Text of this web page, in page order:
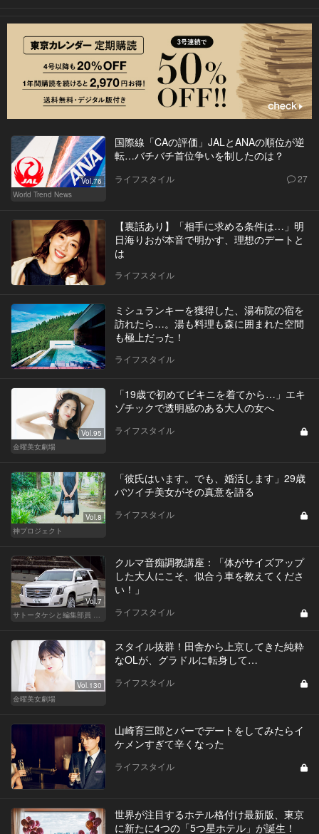
Vol.76
World Trend News
国際線「CAの評価」JALとANAの順位が逆
転…バチバチ首位争いを制したのは？
ライフスタイル 27
【裏話あり】「相手に求める条件は…」明
日海りおが本音で明かす、理想のデートと
は
ライフスタイル
ミシュランキーを獲得した、湯布院の宿を
訪れたら…。湯も料理も森に囲まれた空間
も極上だった！
ライフスタイル
Vol.95
金曜美女劇場
「19歳で初めてビキニを着てから…」エキ
ゾチックで透明感のある大人の女へ
ライフスタイル
Vol.8
神プロジェクト
「彼氏はいます。でも、婚活します」29歳
バツイチ美女がその真意を語る
ライフスタイル
Vol.7
サトータケシと編集部員 船山の"CAR GENTSへの道"
クルマ音痴調教講座：「体がサイズアップ
した大人にこそ、似合う車を教えてくださ
い！」
ライフスタイル
Vol.130
金曜美女劇場
スタイル抜群！田舎から上京してきた純粋
なOLが、グラドルに転身して…
ライフスタイル
山崎育三郎とバーでデートをしてみたらイ
ケメンすぎて辛くなった
ライフスタイル
世界が注目するホテル格付け最新版、東京
に新たに4つの「5つ星ホテル」が誕生！